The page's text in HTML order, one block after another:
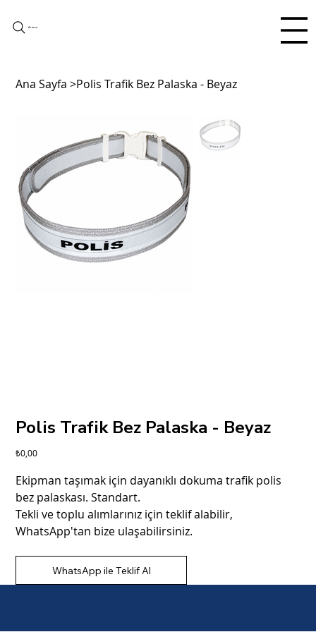
Arama
Ana Sayfa >Polis Trafik Bez Palaska - Beyaz
Polis Trafik Bez Palaska - Beyaz
Fiyat
₺0,00
Ekipman taşımak için dayanıklı dokuma trafik polis
bez palaskası. Standart.
Tekli ve toplu alımlarınız için teklif alabilir,
WhatsApp'tan bize ulaşabilirsiniz.
WhatsApp ile Teklif Al